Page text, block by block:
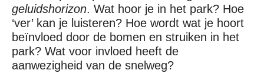
geluidshorizon. Wat hoor je in het park? Hoe
‘ver’ kan je luisteren? Hoe wordt wat je hoort
beïnvloed door de bomen en struiken in het
park? Wat voor invloed heeft de
aanwezigheid van de snelweg?